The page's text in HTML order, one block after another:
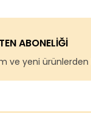
ABONELİĞİ
ve yeni